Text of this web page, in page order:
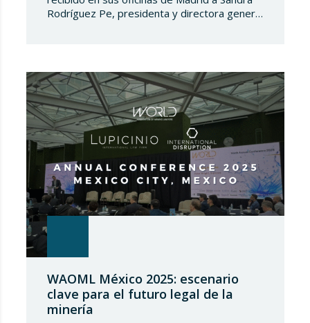
Rodríguez Pe, presidenta y directora general
alto nivel orientada al fortalecimiento de
relaciones institucionales y al desarrollo de
nuevas oportunidades…
WAOML México 2025: escenario
clave para el futuro legal de la
minería